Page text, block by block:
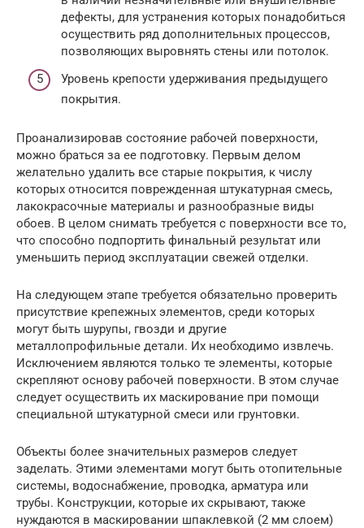
дефекты, для устранения которых понадобиться
осуществить ряд дополнительных процессов,
позволяющих выровнять стены или потолок.
Уровень крепости удерживания предыдущего
покрытия.
Проанализировав состояние рабочей поверхности,
можно браться за ее подготовку. Первым делом
желательно удалить все старые покрытия, к числу
которых относится поврежденная штукатурная смесь,
лакокрасочные материалы и разнообразные виды
обоев. В целом снимать требуется с поверхности все то,
что способно подпортить финальный результат или
уменьшить период эксплуатации свежей отделки.
На следующем этапе требуется обязательно проверить
присутствие крепежных элементов, среди которых
могут быть шурупы, гвозди и другие
металлопрофильные детали. Их необходимо извлечь.
Исключением являются только те элементы, которые
скрепляют основу рабочей поверхности. В этом случае
следует осуществить их маскирование при помощи
специальной штукатурной смеси или грунтовки.
Объекты более значительных размеров следует
заделать. Этими элементами могут быть отопительные
системы, водоснабжение, проводка, арматура или
трубы. Конструкции, которые их скрывают, также
нуждаются в маскировании шпаклевкой (2 мм слоем)